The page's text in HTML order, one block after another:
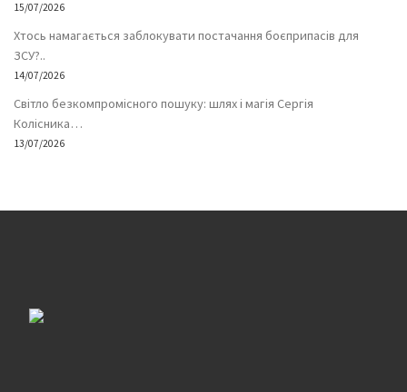
15/07/2026
Хтось намагається заблокувати постачання боєприпасів для
ЗСУ?..
14/07/2026
Світло безкомпромісного пошуку: шлях і магія Сергія
Колісника…
13/07/2026